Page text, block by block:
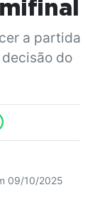
a partida
do
09/10/2025